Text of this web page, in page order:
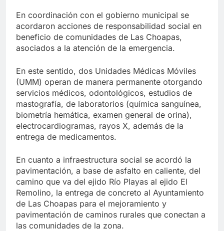
En coordinación con el gobierno municipal se
acordaron acciones de responsabilidad social en
beneficio de comunidades de Las Choapas,
asociados a la atención de la emergencia.
En este sentido, dos Unidades Médicas Móviles
(UMM) operan de manera permanente otorgando
servicios médicos, odontológicos, estudios de
mastografía, de laboratorios (química sanguínea,
biometría hemática, examen general de orina),
electrocardiogramas, rayos X, además de la
entrega de medicamentos.
En cuanto a infraestructura social se acordó la
pavimentación, a base de asfalto en caliente, del
camino que va del ejido Río Playas al ejido El
Remolino, la entrega de concreto al Ayuntamiento
de Las Choapas para el mejoramiento y
pavimentación de caminos rurales que conectan a
las comunidades de la zona.